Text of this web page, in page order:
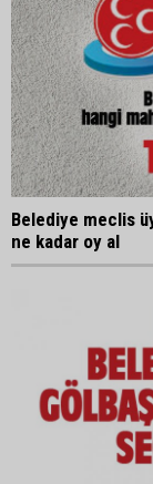
Belediye meclis
ne kadar oy al